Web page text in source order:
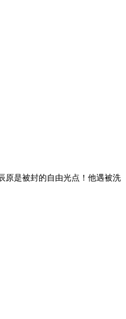
原是被封的自由光点！他遇被洗